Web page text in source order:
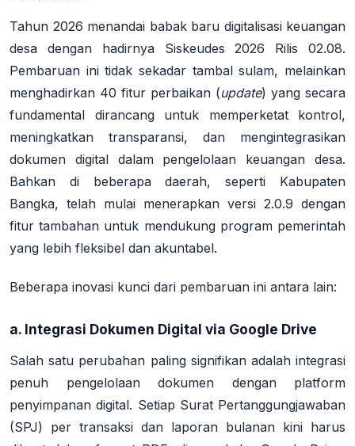
Tahun 2026 menandai babak baru digitalisasi keuangan
desa dengan hadirnya Siskeudes 2026 Rilis 02.08.
Pembaruan ini tidak sekadar tambal sulam, melainkan
menghadirkan 40 fitur perbaikan (update) yang secara
fundamental dirancang untuk memperketat kontrol,
meningkatkan transparansi, dan mengintegrasikan
dokumen digital dalam pengelolaan keuangan desa.
Bahkan di beberapa daerah, seperti Kabupaten
Bangka, telah mulai menerapkan versi 2.0.9 dengan
fitur tambahan untuk mendukung program pemerintah
yang lebih fleksibel dan akuntabel.
Beberapa inovasi kunci dari pembaruan ini antara lain:
a. Integrasi Dokumen Digital via Google Drive
Salah satu perubahan paling signifikan adalah integrasi
penuh pengelolaan dokumen dengan platform
penyimpanan digital. Setiap Surat Pertanggungjawaban
(SPJ) per transaksi dan laporan bulanan kini harus